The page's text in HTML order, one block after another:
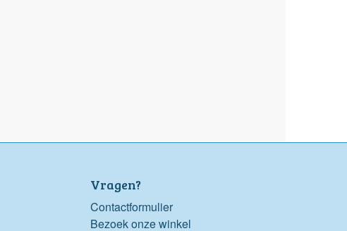
Vragen?
Contactformulier
Bezoek onze winkel